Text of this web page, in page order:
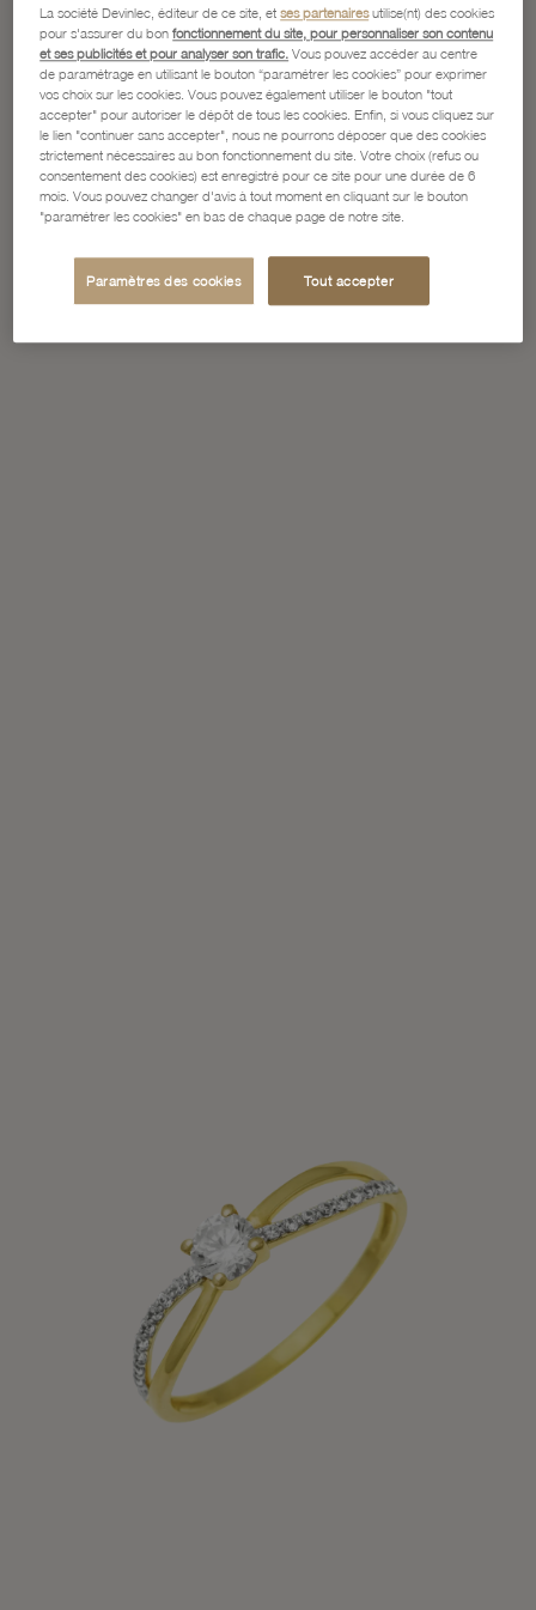
La société Devinlec, éditeur de ce site, etses partenairesutilise(nt) des cookies
pour s'assurer du bonfonctionnement du site, pour personnaliser son contenu
et ses publicités et pour analyser son trafic. Vous pouvez accéder au centre
de paramétrage en utilisant le bouton “paramétrer les cookies” pour exprimer
vos choix sur les cookies. Vous pouvez également utiliser le bouton "tout
accepter" pour autoriser le dépôt de tous les cookies. Enfin, si vous cliquez sur
le lien "continuer sans accepter", nous ne pourrons déposer que des cookies
strictement nécessaires au bon fonctionnement du site. Votre choix (refus ou
consentement des cookies) est enregistré pour ce site pour une durée de 6
mois. Vous pouvez changer d'avis à tout moment en cliquant sur le bouton
"paramétrer les cookies" en bas de chaque page de notre site.
Paramètres des cookies Tout accepter